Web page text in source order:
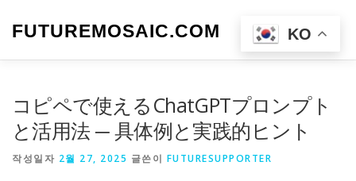
FUTUREMOSAIC.COM 메뉴
コピペで使えるChatGPTプロンプト
と活用法 ─ 具体例と実践的ヒント
작성일자 2월 27, 2025 글쓴이 FUTURESUPPORTER
KO